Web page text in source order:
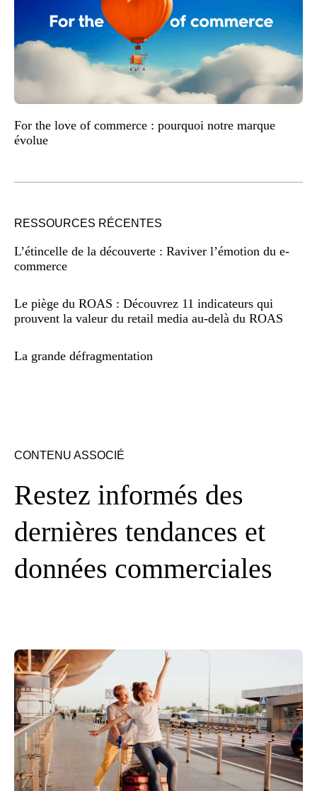
For the love of commerce : pourquoi notre marque
évolue
RESSOURCES RÉCENTES
L’étincelle de la découverte : Raviver l’émotion du e-
commerce
Le piège du ROAS : Découvrez 11 indicateurs qui
prouvent la valeur du retail media au-delà du ROAS
La grande défragmentation
CONTENU ASSOCIÉ
Restez informés des
dernières tendances et
données commerciales